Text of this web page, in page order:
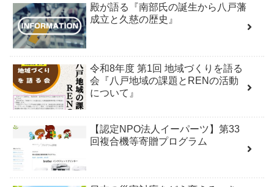
殿が語る『南部氏の誕生から八戸藩
成立と久慈の歴史』
令和8年度 第1回 地域づくりを語る
会『八戸地域の課題とRENの活動
について』
【認定NPO法人イーパーツ】第33
回複合機等寄贈プログラム